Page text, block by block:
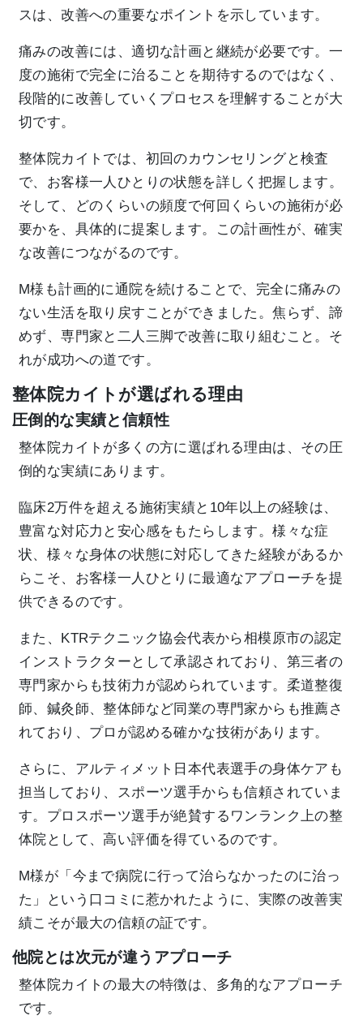
スは、改善への重要なポイントを示しています。
痛みの改善には、適切な計画と継続が必要です。一
度の施術で完全に治ることを期待するのではなく、
段階的に改善していくプロセスを理解することが大
切です。
整体院カイトでは、初回のカウンセリングと検査
で、お客様一人ひとりの状態を詳しく把握します。
そして、どのくらいの頻度で何回くらいの施術が必
要かを、具体的に提案します。この計画性が、確実
な改善につながるのです。
M様も計画的に通院を続けることで、完全に痛みの
ない生活を取り戻すことができました。焦らず、諦
めず、専門家と二人三脚で改善に取り組むこと。そ
れが成功への道です。
整体院カイトが選ばれる理由
圧倒的な実績と信頼性
整体院カイトが多くの方に選ばれる理由は、その圧
倒的な実績にあります。
臨床2万件を超える施術実績と10年以上の経験は、
豊富な対応力と安心感をもたらします。様々な症
状、様々な身体の状態に対応してきた経験があるか
らこそ、お客様一人ひとりに最適なアプローチを提
供できるのです。
また、KTRテクニック協会代表から相模原市の認定
インストラクターとして承認されており、第三者の
専門家からも技術力が認められています。柔道整復
師、鍼灸師、整体師など同業の専門家からも推薦さ
れており、プロが認める確かな技術があります。
さらに、アルティメット日本代表選手の身体ケアも
担当しており、スポーツ選手からも信頼されていま
す。プロスポーツ選手が絶賛するワンランク上の整
体院として、高い評価を得ているのです。
M様が「今まで病院に行って治らなかったのに治っ
た」という口コミに惹かれたように、実際の改善実
績こそが最大の信頼の証です。
他院とは次元が違うアプローチ
整体院カイトの最大の特徴は、多角的なアプローチ
です。